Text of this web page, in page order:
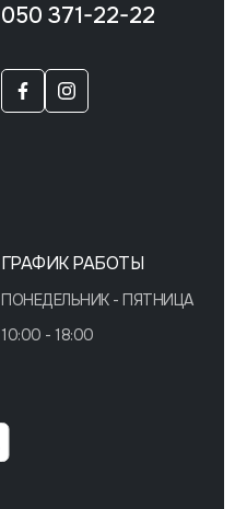
050 371-22-22
ГРАФИК РАБОТЫ
ПОНЕДЕЛЬНИК - ПЯТНИЦА
10:00 - 18:00